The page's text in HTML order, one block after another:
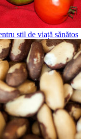
stil de viață sănătos